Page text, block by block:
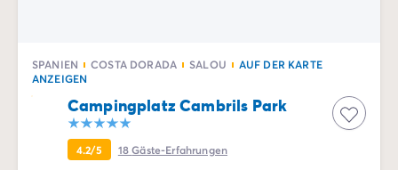
SPANIEN COSTA DORADA SALOU
AUF DER KARTE
ANZEIGEN
Campingplatz Cambrils Park
4.2/5 18Gäste-Erfahrungen